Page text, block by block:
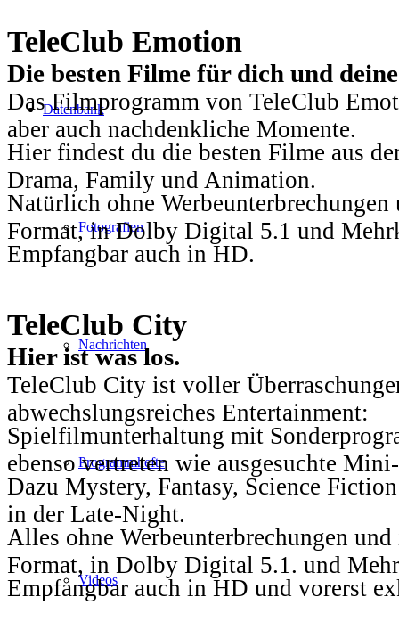
Datenbank
Fotografien
Nachrichten
Programmhefte
Videos
TeleClub Emotion
Die besten Filme für dich und
Das Filmprogramm von TeleClub
aber auch nachdenkliche Momente.
Hier findest du die besten Filme aus
Drama, Family und Animation.
Natürlich ohne
Format, in Dolby Digital 5.1 und
Empfangbar auch in HD.
TeleClub City
Hier ist was los.
TeleClub City ist voller
abwechslungsreiches Entertainment:
Spielfilmunterhaltung mit
ebenso vertreten wie ausgesuchte
Dazu Mystery, Fantasy, Science
in der Late-Night.
Alles ohne Werbeunterbrechungen
Format, in Dolby Digital 5.1. und
Empfangbar auch in HD und vorerst